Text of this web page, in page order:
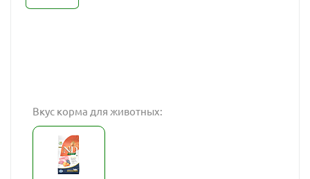
Вкус корма для животных: